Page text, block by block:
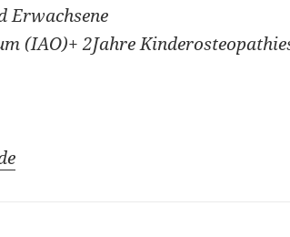
Erwachsene
(IAO)+ 2Jahre